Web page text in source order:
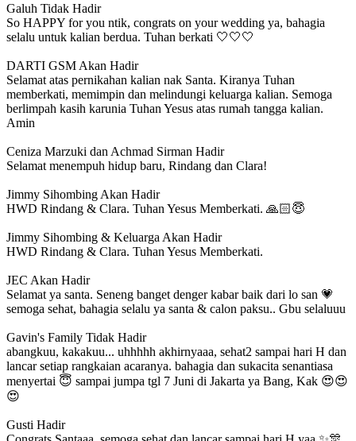
Galuh Tidak Hadir
So HAPPY for you ntik, congrats on your wedding ya, bahagia
selalu untuk kalian berdua. Tuhan berkati 🤍🤍🤍
DARTI GSM Akan Hadir
Selamat atas pernikahan kalian nak Santa. Kiranya Tuhan
memberkati, memimpin dan melindungi keluarga kalian. Semoga
berlimpah kasih karunia Tuhan Yesus atas rumah tangga kalian.
Amin
Ceniza Marzuki dan Achmad Sirman Hadir
Selamat menempuh hidup baru, Rindang dan Clara!
Jimmy Sihombing Akan Hadir
HWD Rindang & Clara. Tuhan Yesus Memberkati. 🙏🏻😇
Jimmy Sihombing & Keluarga Akan Hadir
HWD Rindang & Clara. Tuhan Yesus Memberkati.
JEC Akan Hadir
Selamat ya santa. Seneng banget denger kabar baik dari lo san 💗
semoga sehat, bahagia selalu ya santa & calon paksu.. Gbu selaluuu
Gavin's Family Tidak Hadir
abangkuu, kakakuu... uhhhhh akhirnyaaa, sehat2 sampai hari H dan
lancar setiap rangkaian acaranya. bahagia dan sukacita senantiasa
menyertai 😇 sampai jumpa tgl 7 Juni di Jakarta ya Bang, Kak 😍😍
😍
Gusti Hadir